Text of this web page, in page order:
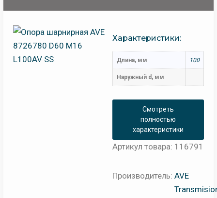
Характеристики:
Длина, мм 100
Наружный d, мм
Смотреть
полностью
характеристики
Артикул товара: 116791
Производитель: AVE